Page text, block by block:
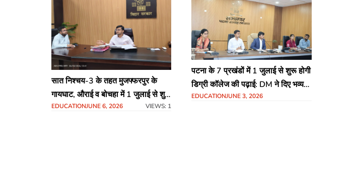
सात निश्चय-3 के तहत मुजफ्फरपुर के
गायघाट, औराई व बोचहा में 1 जुलाई से शुरू
होंगे डिग्री कॉलेज, तैयारियों में जुटा
EDUCATIONJUNE 6, 2026 VIEWS: 1
पटना के 7 प्रखंडों में 1 जुलाई से शुरू होगी
डिग्री कॉलेज की पढ़ाई: DM ने दिए भव्य
तैयारी के निर्देश
EDUCATIONJUNE 3, 2026